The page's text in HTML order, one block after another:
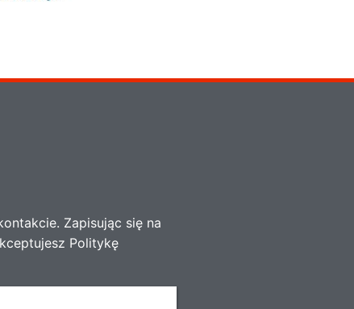
Zapisując się na
Politykę